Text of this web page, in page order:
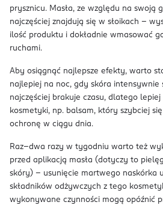
prysznicu. Masła, ze względu na swoją
najczęściej znajdują się w słoikach –
ilość produktu i dokładnie wmasować
ruchami.
Aby osiągnąć najlepsze efekty, warto
najlepiej na noc, gdy skóra intensywnie
najczęściej brakuje czasu, dlatego lepiej
kosmetyki, np. balsam, który szybciej
ochronę w ciągu dnia.
Raz–dwa razy w tygodniu warto też
przed aplikacją masła (dotyczy to
skóry) – usunięcie martwego naskórka
składników odżywczych z tego
wykonywane czynności mogą opóźnić